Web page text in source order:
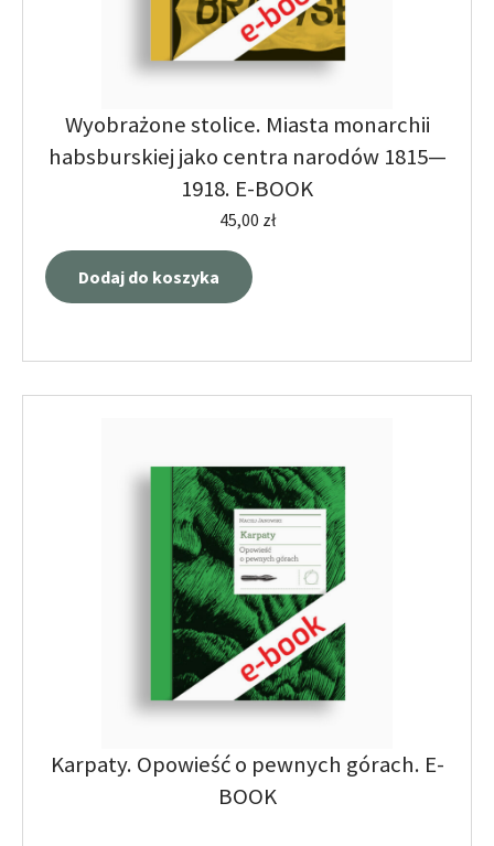
Wyobrażone stolice. Miasta monarchii
habsburskiej jako centra narodów 1815—
1918. E-BOOK
45,00 zł
Dodaj do koszyka
Karpaty. Opowieść o pewnych górach. E-
BOOK